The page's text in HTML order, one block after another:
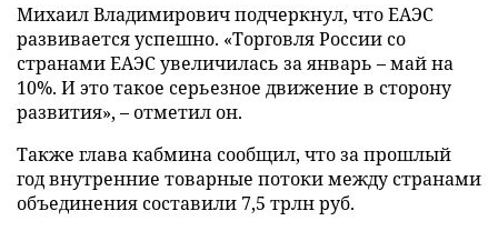
Михаил Владимирович подчеркнул, что ЕАЭС
развивается успешно. «Торговля России со
странами ЕАЭС увеличилась за январь – май на
10%. И это такое серьезное движение в сторону
развития», – отметил он.
Также глава кабмина сообщил, что за прошлый
год внутренние товарные потоки между странами
объединения составили 7,5 трлн руб.